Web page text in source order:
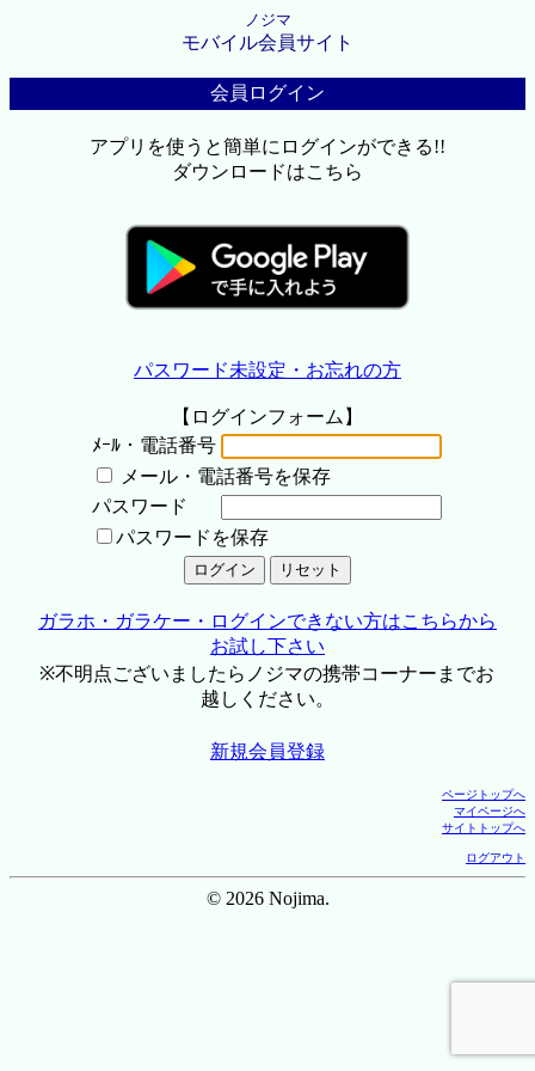
ノジマ
モバイル会員サイト
会員ログイン
アプリを使うと簡単にログインができる!!
ダウンロードはこちら
パスワード未設定・お忘れの方
【ログインフォーム】
ﾒｰﾙ・電話番号
メール・電話番号を保存
パスワード
パスワードを保存
ガラホ・ガラケー・ログインできない方はこちらから
お試し下さい
※不明点ございましたらノジマの携帯コーナーまでお
越しください。
新規会員登録
ページトップへ
マイページへ
サイトトップへ
ログアウト
© 2026 Nojima.